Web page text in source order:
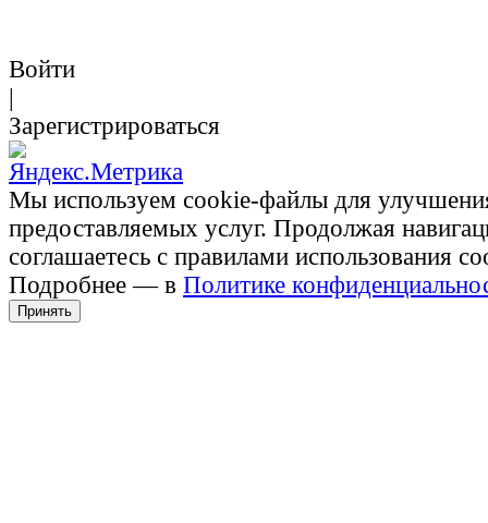
Войти
|
Зарегистрироваться
Мы используем cookie-файлы для
предоставляемых услуг. Продолжая
соглашаетесь с правилами использования
Подробнее — в Политике
Принять